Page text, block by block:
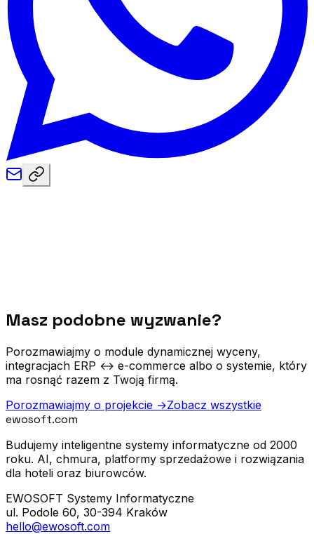
Masz podobne wyzwanie?
Porozmawiajmy o module dynamicznej wyceny,
integracjach ERP ↔ e-commerce albo o systemie, który
ma rosnąć razem z Twoją firmą.
Porozmawiajmy o projekcie →Zobacz wszystkie
ewosoft.com
Budujemy inteligentne systemy informatyczne od 2000
roku. AI, chmura, platformy sprzedażowe i rozwiązania
dla hoteli oraz biurowców.
EWOSOFT Systemy Informatyczne
ul. Podole 60, 30-394 Kraków
hello@ewosoft.com